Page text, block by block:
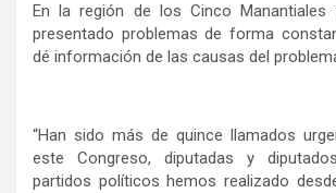
En la región de los Cinco Manantiales
presentado problemas de forma
dé información de las causas del
“Han sido más de quince llamados
este Congreso, diputadas y
partidos políticos hemos realizado